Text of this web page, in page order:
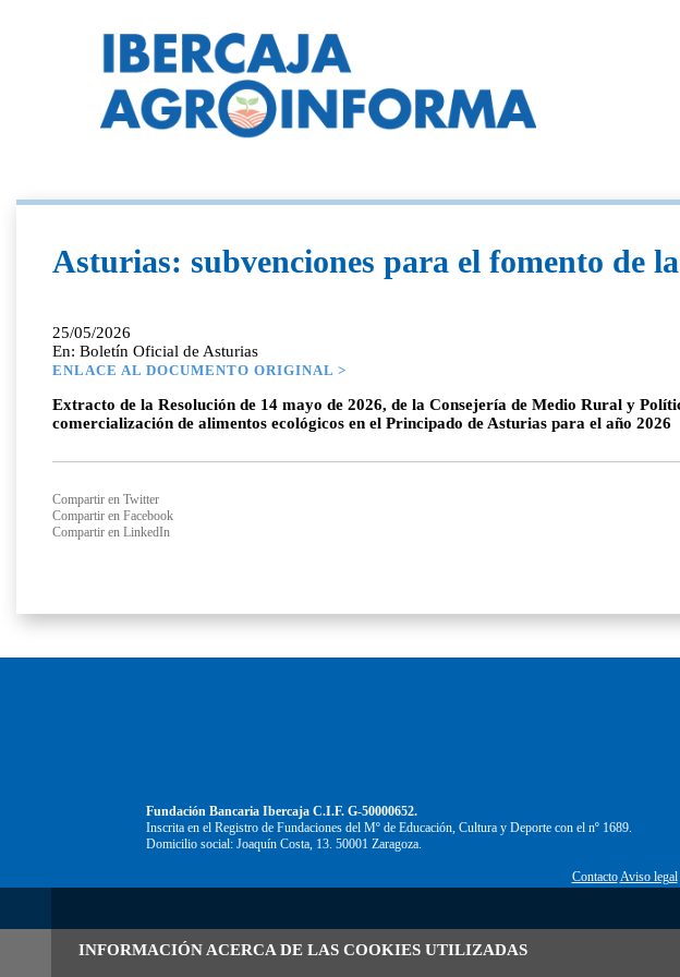
INFORMACIÓN ACERCA DE LAS COOKIES UTILIZADAS
Asturias: subvenciones para el fomento de
25/05/2026
En: Boletín Oficial de Asturias
ENLACE AL DOCUMENTO ORIGINAL >
Extracto de la Resolución de 14 mayo de 2026, de la Consejería de Medio Rural y
comercialización de alimentos ecológicos en el Principado de Asturias para el año 2026
Compartir en Twitter
Compartir en Facebook
Compartir en LinkedIn
Fundación Bancaria Ibercaja C.I.F. G-50000652.
Inscrita en el Registro de Fundaciones del Mº de Educación, Cultura y Deporte con el nº 1689.
Domicilio social: Joaquín Costa, 13. 50001 Zaragoza.
Contacto Aviso legal